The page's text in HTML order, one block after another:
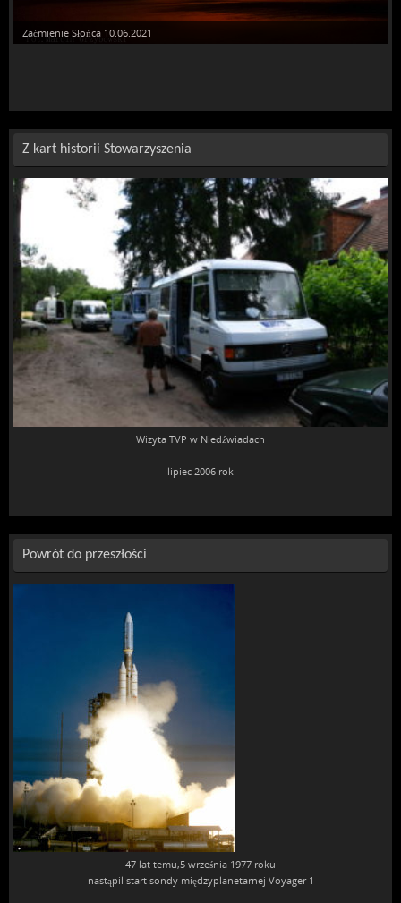
Zaćmienie Słońca 10.06.2021
Zaćmienie Księżyca16.05.2022
Z kart historii Stowarzyszenia
Wizyta TVP w Niedźwiadach
lipiec 2006 rok
Powrót do przeszłości
47 lat temu,5 września 1977 roku
nastąpil start sondy międzyplanetarnej Voyager 1